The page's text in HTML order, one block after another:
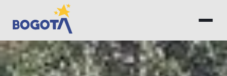
Saltar al contenido principal